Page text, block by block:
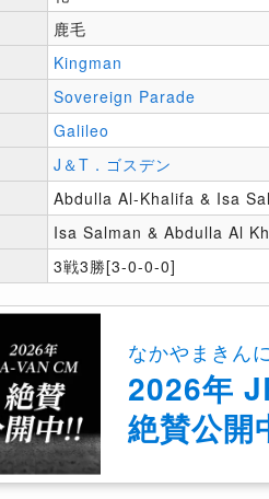
鹿毛
Kingman
Sovereign Parade
Galileo
J＆T．ゴスデン
Abdulla Al-Khalifa & Isa
Isa Salman & Abdulla Al
3戦3勝[3-0-0-0]
なかやまきん
2026年
絶賛公開